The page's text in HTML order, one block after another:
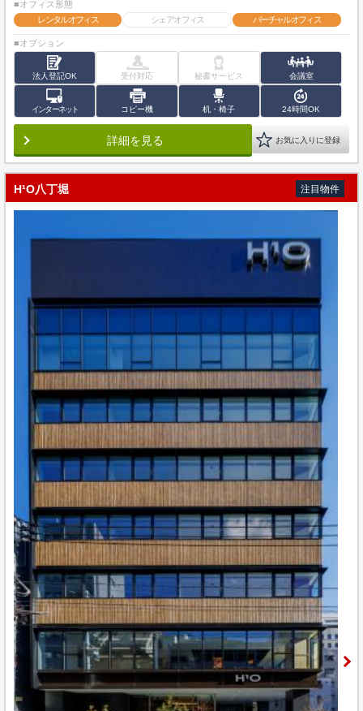
■オフィス形態
レンタルオフィス
シェアオフィス バーチャルオフィス
■オプション
法人登記OK 受付対応 秘書サービス 会議室
インターネット コピー機 机・椅子 24時間OK
詳細を見る お気に入りに登録
H¹O八丁堀 注目物件